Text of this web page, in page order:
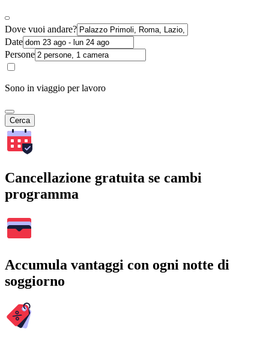
Dove vuoi andare?
Date
Persone
Sono in viaggio per lavoro
Cerca
Cancellazione gratuita se cambi
programma
Accumula vantaggi con ogni notte di
soggiorno